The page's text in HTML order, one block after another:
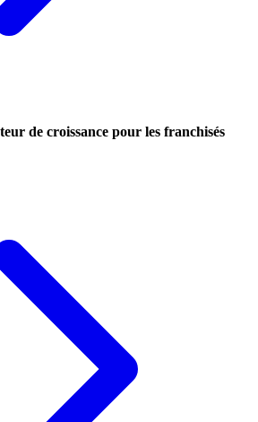
de croissance pour les franchisés